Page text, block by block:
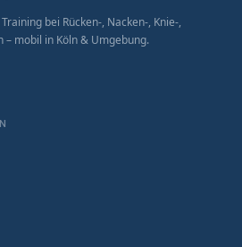
bei Rücken-, Nacken-, Knie-,
mobil in Köln & Umgebung.